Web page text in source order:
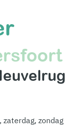
zaterdag, zondag